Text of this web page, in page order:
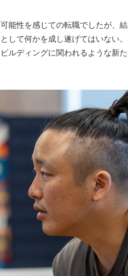
能性を感じての転職でしたが、
して何かを成し遂げてはいない
ルディングに関われるような新